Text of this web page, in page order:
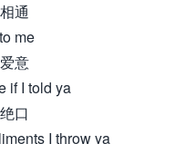
通
me
意
if I told ya
口
I throw ya